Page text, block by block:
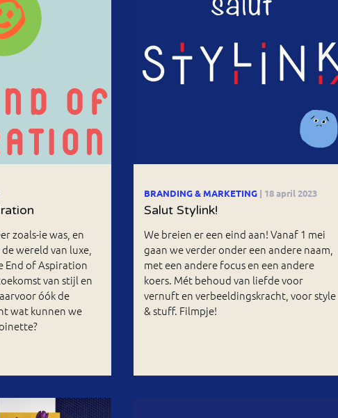
zoals-ie was, en
wereld van luxe,
End of Aspiration
van stijl en
óók de
wat kunnen we
BRANDING & MARKETING | 18 april 2023
Salut Stylink!
We breien er een eind aan! Vanaf 1 mei
gaan we verder onder een andere naam,
met een andere focus en een andere
koers. Mét behoud van liefde voor
vernuft en verbeeldingskracht, voor style
& stuff. Filmpje!